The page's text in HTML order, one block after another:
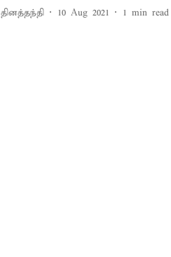
தினத்தந்தி 10 Aug 2021 1 min read